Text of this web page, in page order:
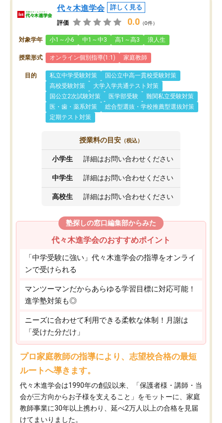
代々木進学会 詳しく見る
評価 0.0 （0件）
対象学年 小1～小6 中1～中3 高1～高3 浪人生
授業形式 オンライン個別指導(1:1) 家庭教師
目的 私立中学受験対策
国公立中高一貫校受験対策
高校受験対策
大学入学共通テスト対策
国公立2次試験対策
医学部受験
難関私立受験対策
医・歯・薬系対策
総合型選抜・学校推薦型選抜対策
定期テスト対策
授業料の目安 （税込）
小学生 詳細はお問い合わせください
中学生 詳細はお問い合わせください
高校生 詳細はお問い合わせください
塾探しの窓口編集部からみた
代々木進学会のおすすめポイント
「中学受験に強い」代々木進学会の指導をオンライ
ンで受けられる
マンツーマンだからあらゆる学習目標に対応可能！
進学塾対策も◎
ニーズに合わせて利用できる柔軟な体制！月謝は
「受けた分だけ」
プロ家庭教師の指導により、志望校合格の最短
ルートへ導きます。
代々木進学会は1990年の創設以来、「保護者様・講師・当
会が三方向からお子様を支えること」をモットーに、家庭
教師事業に30年以上携わり、延べ2万人以上の合格を見届
けてまいりました。